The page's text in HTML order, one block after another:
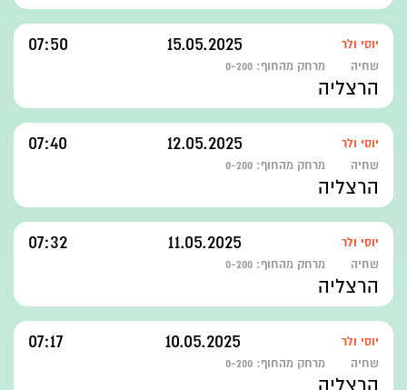
יוסי ולר 15.05.2025
07:50
שחיה מרחק מהחוף: 0-200
הרצליה
יוסי ולר 12.05.2025
07:40
שחיה מרחק מהחוף: 0-200
הרצליה
יוסי ולר 11.05.2025
07:32
שחיה מרחק מהחוף: 0-200
הרצליה
יוסי ולר 10.05.2025
07:17
שחיה מרחק מהחוף: 0-200
הרצליה